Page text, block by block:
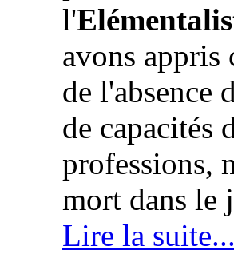
l'
avons appris
de l'absence
de capacités
professions,
mort dans le
Lire la